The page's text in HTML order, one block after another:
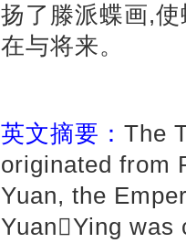
扬了滕派蝶画,
在与将来。
英文摘要： The
originated from
Yuan, the
YuanYing was